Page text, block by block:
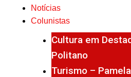
Notícias
Colunistas
Cultura em
Politano
Turismo –